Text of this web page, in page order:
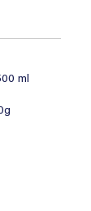
ml